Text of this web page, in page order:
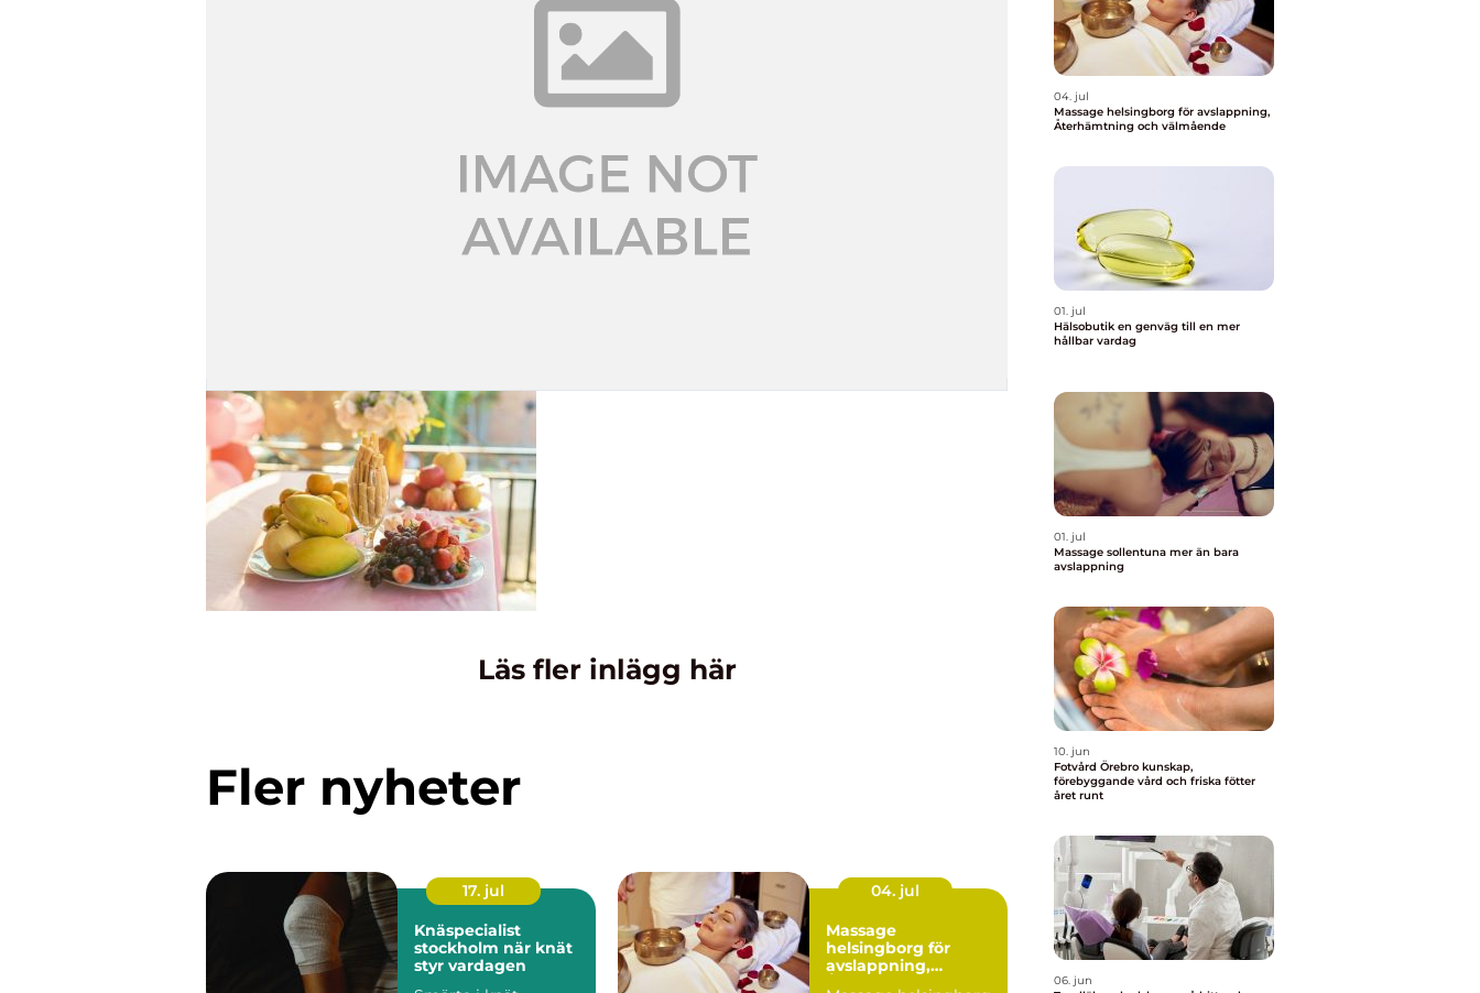
Läs fler inlägg här
Fler nyheter
17. jul
Knäspecialist
stockholm när knät
styr vardagen
04. jul
Massage
helsingborg för
avslappning,
04. jul
Massage helsingborg för avslappning,
Återhämtning och välmående
01. jul
Hälsobutik en genväg till en mer
hållbar vardag
01. jul
Massage sollentuna mer än bara
avslappning
10. jun
Fotvård Örebro kunskap,
förebyggande vård och friska fötter
året runt
06. jun